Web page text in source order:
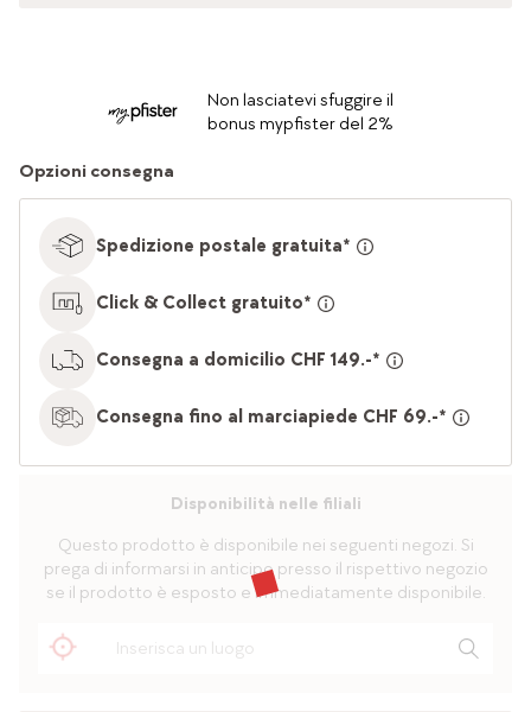
Non lasciatevi sfuggire il
bonus mypfister del 2%
Opzioni consegna
Spedizione postale gratuita*
Click & Collect gratuito*
Consegna a domicilio CHF 149.-*
Consegna fino al marciapiede CHF 69.-*
Disponibilità nelle filiali
Questo prodotto è disponibile nei seguenti negozi. Si
prega di informarsi in anticipo presso il rispettivo negozio
se il prodotto è esposto e immediatamente disponibile.